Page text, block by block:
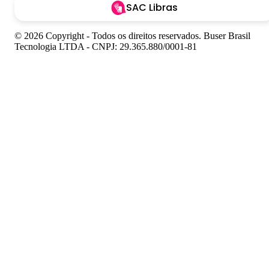
SAC Libras
© 2026 Copyright - Todos os direitos reservados. Buser Brasil
Tecnologia LTDA - CNPJ: 29.365.880/0001-81